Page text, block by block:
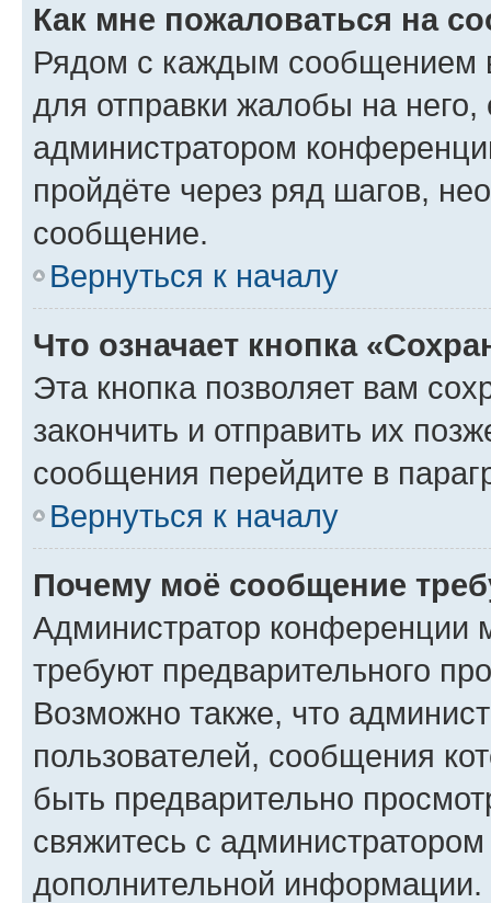
Как мне пожаловаться на
Рядом с каждым сообщением
для отправки жалобы на
администратором
пройдёте через ряд шагов,
сообщение.
Вернуться к началу
Что означает кнопка
Эта кнопка позволяет вам
закончить и отправить их
сообщения перейдите в
Вернуться к началу
Почему моё сообщение
Администратор конференции
требуют предварительного
Возможно также, что
пользователей, сообщения
быть предварительно
свяжитесь с
дополнительной информации.